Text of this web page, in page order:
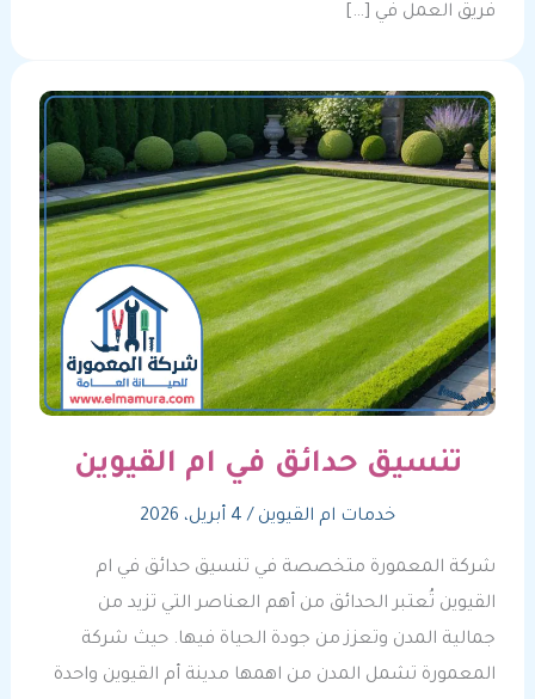
فريق العمل في […]
تنسيق حدائق في ام القيوين
خدمات ام القيوين / 4 أبريل، 2026
شركة المعمورة متخصصة في تنسيق حدائق في ام
القيوين تُعتبر الحدائق من أهم العناصر التي تزيد من
جمالية المدن وتعزز من جودة الحياة فيها. حيث شركة
المعمورة تشمل المدن من اهمها مدينة أم القيوين واحدة